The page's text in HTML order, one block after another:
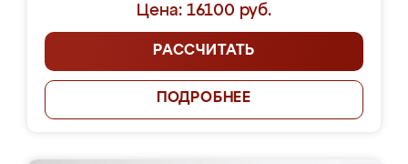
Цена: 16100 руб.
РАССЧИТАТЬ
ПОДРОБНЕЕ